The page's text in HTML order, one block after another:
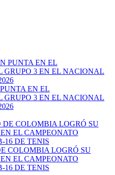
EN EL
GRUPO 3 EN EL NACIONAL
COLOMBIA LOGRÓ SU
EL CAMPEONATO
16 DE TENIS